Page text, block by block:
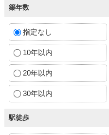
築年数
指定なし
10年以内
20年以内
30年以内
駅徒歩